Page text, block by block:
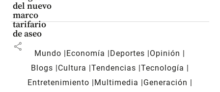
del nuevo
marco
tarifario
de aseo
share
Mundo Economía Deportes
Opinión
Blogs
Cultura Tendencias Tecnología
Entretenimiento
Multimedia
Generación